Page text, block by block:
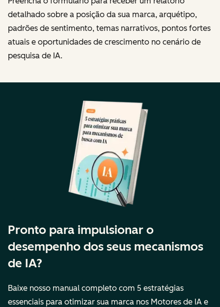
detalhado sobre a posição da sua marca, arquétipo,
padrões de sentimento, temas narrativos, pontos fortes
atuais e oportunidades de crescimento no cenário de
pesquisa de IA.
Pronto para impulsionar o
desempenho dos seus mecanismos
de IA?
Baixe nosso manual completo com 5 estratégias
essenciais para otimizar sua marca nos Motores de IA e